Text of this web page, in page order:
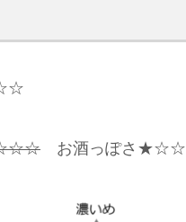
☆☆☆ お酒っぽさ★☆☆